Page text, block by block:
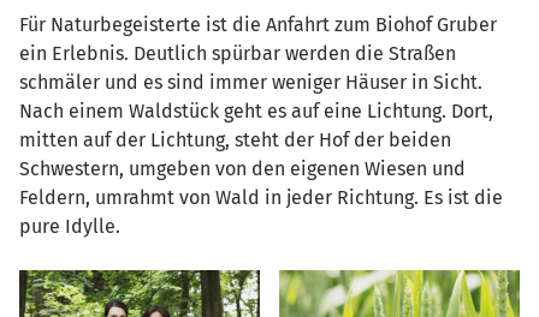
Für Naturbegeisterte ist die Anfahrt zum Biohof Gruber
ein Erlebnis. Deutlich spürbar werden die Straßen
schmäler und es sind immer weniger Häuser in Sicht.
Nach einem Waldstück geht es auf eine Lichtung. Dort,
mitten auf der Lichtung, steht der Hof der beiden
Schwestern, umgeben von den eigenen Wiesen und
Feldern, umrahmt von Wald in jeder Richtung. Es ist die
pure Idylle.